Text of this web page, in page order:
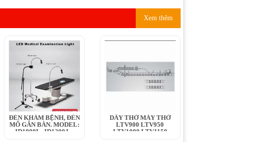
Xem thêm
ĐÈN KHÁM BỆNH, ĐÈN
MỔ GẮN BÀN. MODEL:
JD1000L, JD1200J,...
DÂY THỞ MÁY THỞ
LTV900 LTV950
LTV1000 LTV1150